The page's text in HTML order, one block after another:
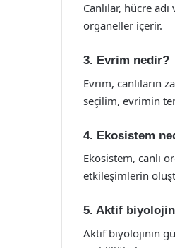
Canlılar, hücre
organeller içerir.
3. Evrim nedir?
Evrim, canlıların
seçilim, evrimin
4. Ekosistem
Ekosistem, canlı
etkileşimlerin
5. Aktif
Aktif biyolojinin